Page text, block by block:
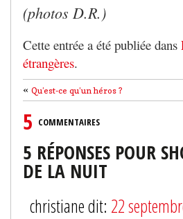
(photos D.R.)
Cette entrée a été publiée dans
étrangères.
« Qu’est-ce qu’un héros ?
5 COMMENTAIRES
5 RÉPONSES POUR
DE LA NUIT
christiane dit: 22